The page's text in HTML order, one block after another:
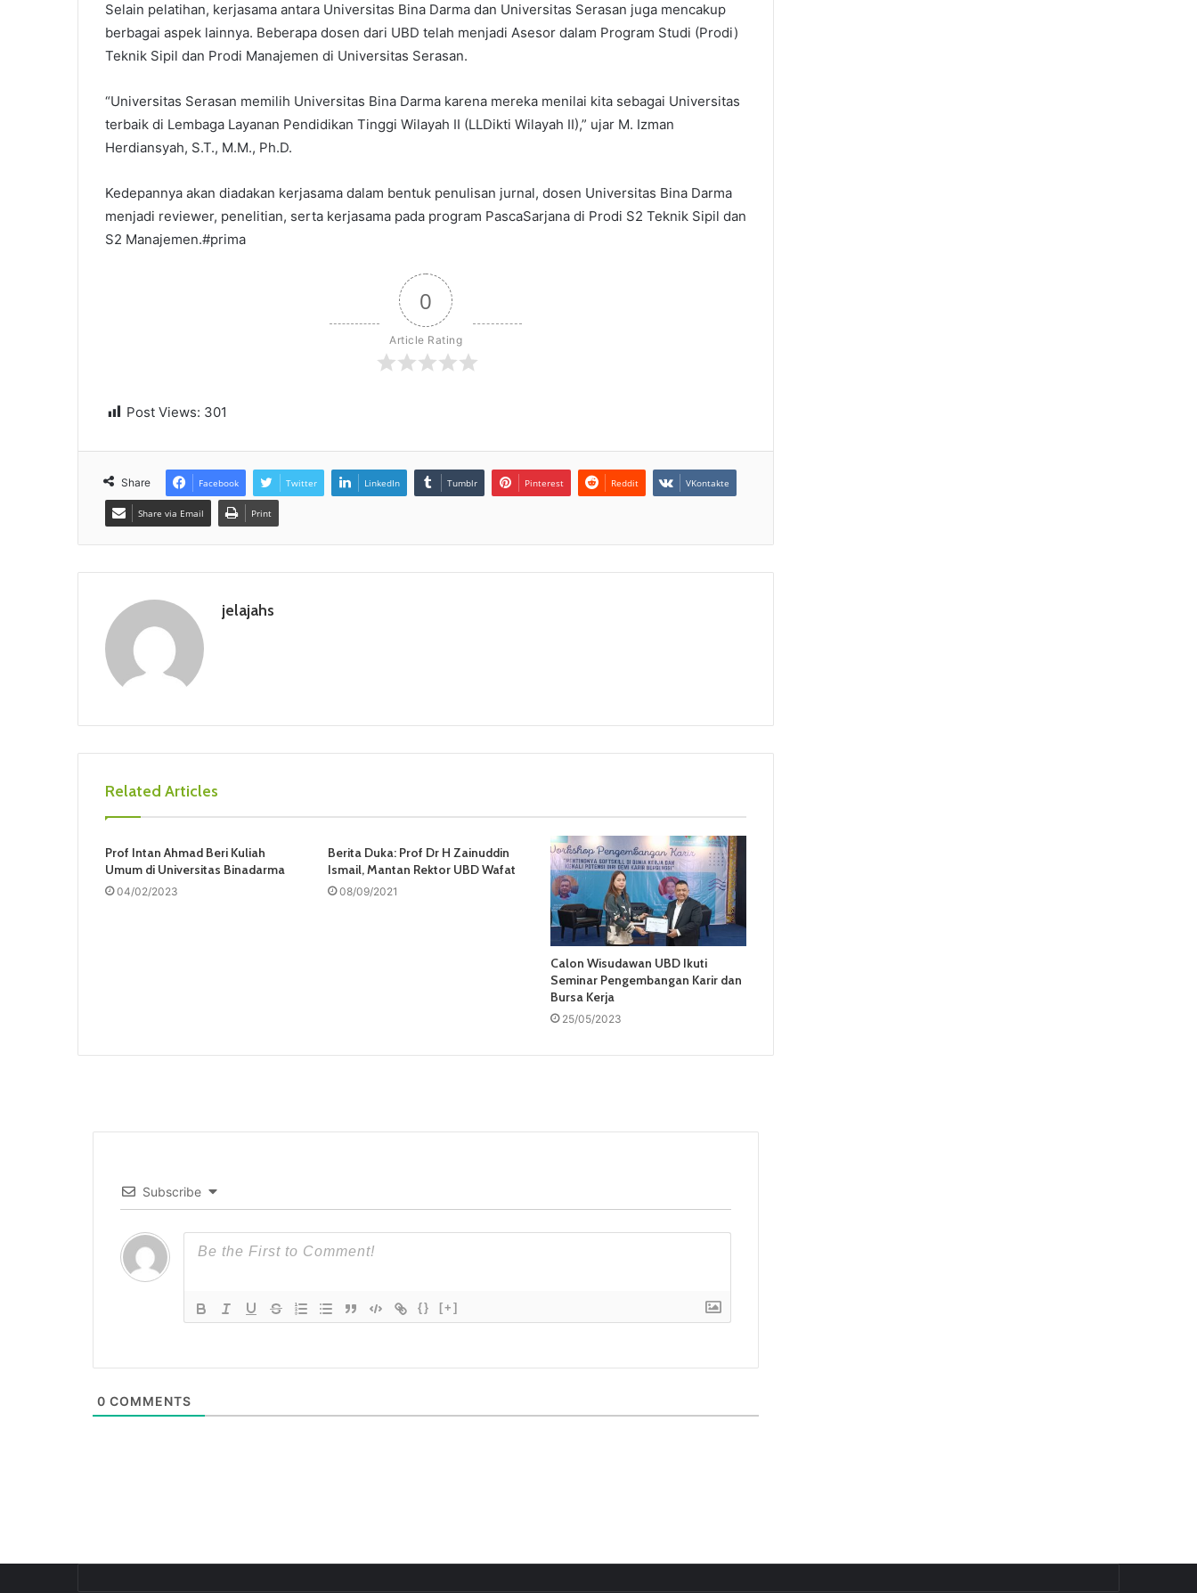
Selain pelatihan, kerjasama antara Universitas Bina Darma dan Universitas Serasan juga mencakup
berbagai aspek lainnya. Beberapa dosen dari UBD telah menjadi Asesor dalam Program Studi (Prodi)
Teknik Sipil dan Prodi Manajemen di Universitas Serasan.
“Universitas Serasan memilih Universitas Bina Darma karena mereka menilai kita sebagai Universitas
terbaik di Lembaga Layanan Pendidikan Tinggi Wilayah II (LLDikti Wilayah II),” ujar M. Izman
Herdiansyah, S.T., M.M., Ph.D.
Kedepannya akan diadakan kerjasama dalam bentuk penulisan jurnal, dosen Universitas Bina Darma
menjadi reviewer, penelitian, serta kerjasama pada program PascaSarjana di Prodi S2 Teknik Sipil dan
S2 Manajemen.#prima
0
Article Rating
Post Views: 301
Share Facebook Twitter LinkedIn Tumblr Pinterest Reddit VKontakte
Share via Email Print
jelajahs
Related Articles
Prof Intan Ahmad Beri Kuliah
Umum di Universitas Binadarma
04/02/2023
Berita Duka: Prof Dr H Zainuddin
Ismail, Mantan Rektor UBD Wafat
08/09/2021
Calon Wisudawan UBD Ikuti
Seminar Pengembangan Karir dan
Bursa Kerja
25/05/2023
Subscribe
{} [+]
0 COMMENTS